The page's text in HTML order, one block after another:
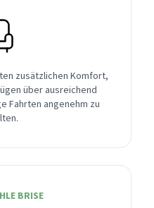
zusätzlichen Komfort,
über ausreichend
Fahrten angenehm zu
BRISE